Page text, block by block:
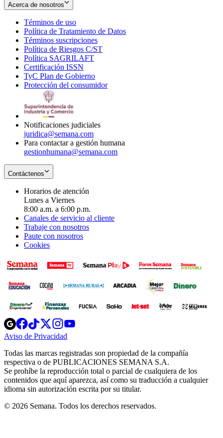
Acerca de nosotros
Términos de uso
in
new
window
Política de Tratamiento de Datos
Términos suscripciones
in
Política de Riesgos C/ST
Política SAGRILAFT
new
window
Certificación ISSN
in
new
TyC Plan de Gobierno
in
Protección del consumidorOpens
Notificaciones judiciales
juridica@semana.com
Para contactar a gestión humana
gestionhumana@semana.com
Contáctenos
Horarios de atención
Lunes a Viernes
8:00 a.m. a 6:00 p.m.
Canales de servicio al cliente
Trabaje con nosotros
Paute con nosotros
Cookies
Opens
in
new
Opens
in
new
Opens
in
new
window
Opens
new
windowwindow
Aviso de Privacidad
new
window
Todas las marcas registradas son propiedad de la compañía
respectiva o de PUBLICACIONES SEMANA S.A.
Se prohíbe la reproducción total o parcial de cualquiera de los
contenidos que aquí aparezca, así como su traducción a cualquier
idioma sin autorización escrita por su titular.
© 2026 Semana. Todos los derechos reservados.